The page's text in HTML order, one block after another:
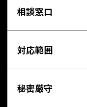
相談窓口
対応範囲
秘密厳守